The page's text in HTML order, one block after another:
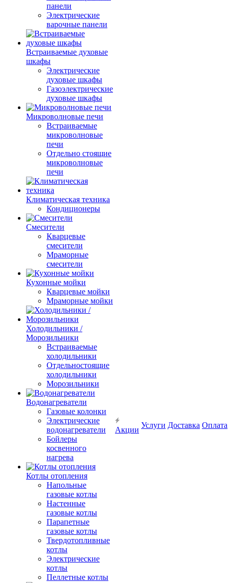
панели
Электрические
варочные панели
Встраиваемые духовые
шкафы
Электрические
духовые шкафы
Газоэлектрические
духовые шкафы
Микроволновые печи
Встраиваемые
микроволновые
печи
Отдельно стоящие
микроволновые
печи
Климатическая техника
Кондиционеры
Смесители
Кварцевые
смесители
Мраморные
смесители
Кухонные мойки
Кварцевые мойки
Мраморные мойки
Холодильники /
Морозильники
Встраиваемые
холодильники
Отдельностоящие
холодильники
Морозильники
Водонагреватели
Газовые колонки
Электрические
водонагреватели
Бойлеры
косвенного
нагрева
Котлы отопления
Напольные
газовые котлы
Настенные
газовые котлы
Парапетные
газовые котлы
Твердотопливные
котлы
Электрические
котлы
Пеллетные котлы
Акции
Услуги Доставка Оплата